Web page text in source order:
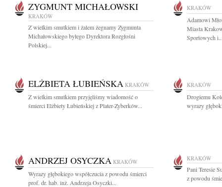
ZYGMUNT MICHAŁOWSKI
KRAKÓW
Z wielkim smutkiem i żalem żegnamy Zygmunta
Michałowskiego byłego Dyrektora Rozgłośni
Polskiej...
KRAKÓW
Adamowi
Miasta
Sportowych
ELŻBIETA ŁUBIEŃSKA KRAKÓW
Z wielkim smutkiem przyjęliśmy wiadomość o
śmierci Elżbiety Łubieńskiej z Plater-Zyberków...
KRAKÓW
Drogiemu
wyrazy
ANDRZEJ OSYCZKA KRAKÓW
Wyrazy głębokiego współczucia z powodu śmierci
prof. dr. hab. inż. Andrzeja Osyczki...
KRAKÓW
Pani Teresie
z powodu